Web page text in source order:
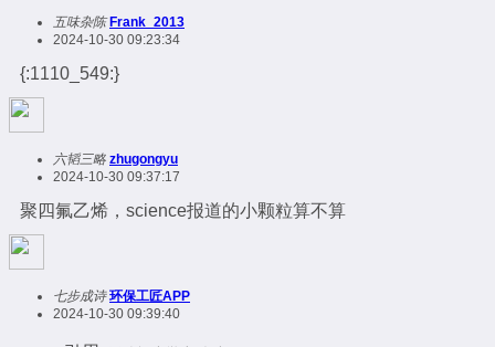
五味杂陈 Frank_2013
2024-10-30 09:23:34
{:1110_549:}
六韬三略 zhugongyu
2024-10-30 09:37:17
聚四氟乙烯，science报道的小颗粒算不算
七步成诗 环保工匠APP
2024-10-30 09:39:40